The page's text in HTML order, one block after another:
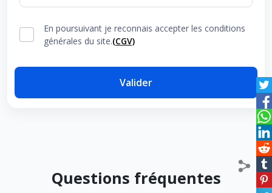
En poursuivant je reconnais accepter les conditions
générales du site.(CGV)
Valider
Questions fréquentes